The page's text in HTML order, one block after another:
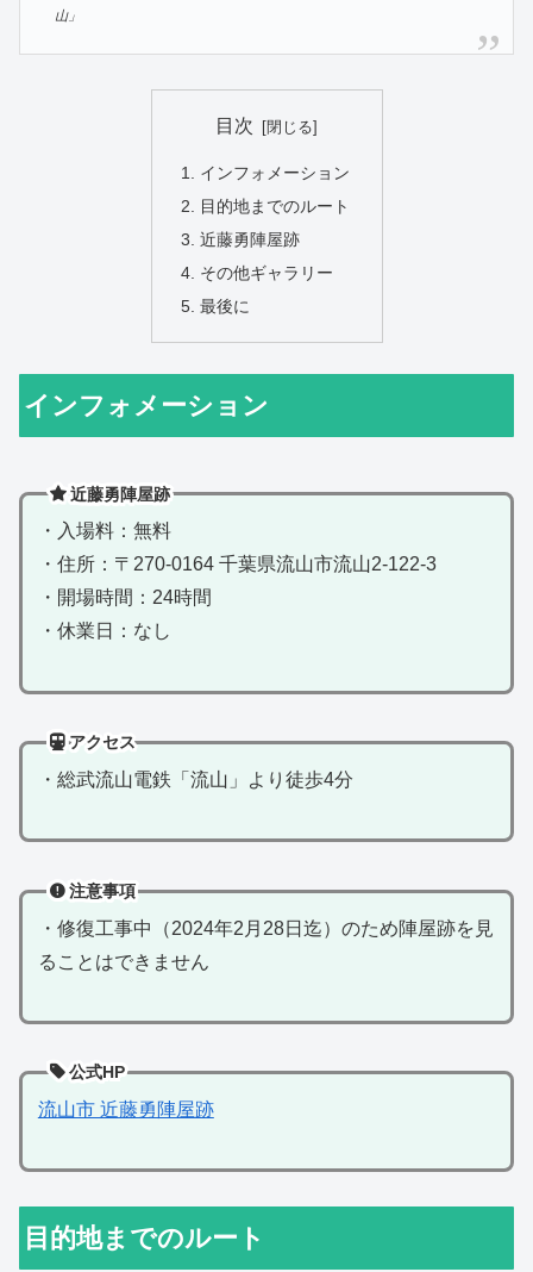
山」
目次
インフォメーション
目的地までのルート
近藤勇陣屋跡
その他ギャラリー
最後に
インフォメーション
近藤勇陣屋跡
・入場料：無料
・住所：〒270-0164 千葉県流山市流山2-122-3
・開場時間：24時間
・休業日：なし
アクセス
・総武流山電鉄「流山」より徒歩4分
注意事項
・修復工事中（2024年2月28日迄）のため陣屋跡を見
ることはできません
公式HP
流山市 近藤勇陣屋跡
目的地までのルート